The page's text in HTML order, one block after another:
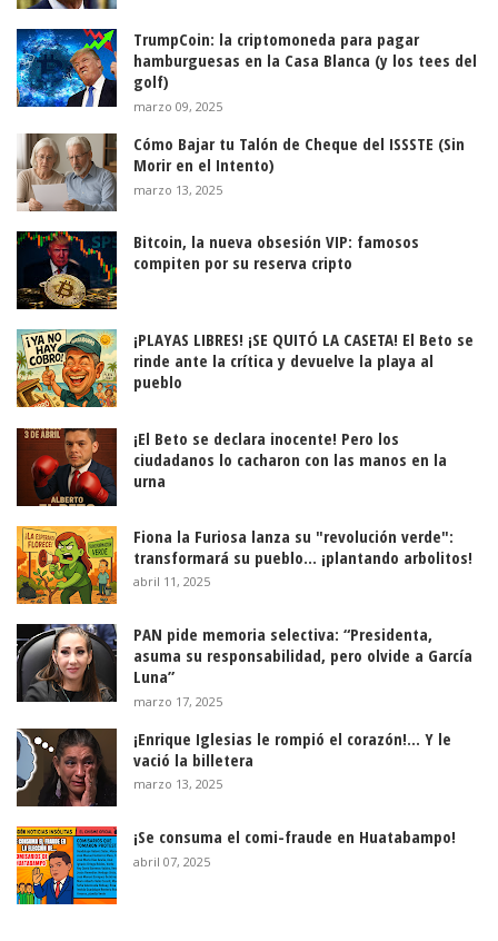
TrumpCoin: la criptomoneda para pagar
hamburguesas en la Casa Blanca (y los tees del
golf)
marzo 09, 2025
Cómo Bajar tu Talón de Cheque del ISSSTE (Sin
Morir en el Intento)
marzo 13, 2025
Bitcoin, la nueva obsesión VIP: famosos
compiten por su reserva cripto
¡PLAYAS LIBRES! ¡SE QUITÓ LA CASETA! El Beto se
rinde ante la crítica y devuelve la playa al
pueblo
¡El Beto se declara inocente! Pero los
ciudadanos lo cacharon con las manos en la
urna
Fiona la Furiosa lanza su "revolución verde":
transformará su pueblo... ¡plantando arbolitos!
abril 11, 2025
PAN pide memoria selectiva: “Presidenta,
asuma su responsabilidad, pero olvide a García
Luna”
marzo 17, 2025
¡Enrique Iglesias le rompió el corazón!… Y le
vació la billetera
marzo 13, 2025
¡Se consuma el comi-fraude en Huatabampo!
abril 07, 2025